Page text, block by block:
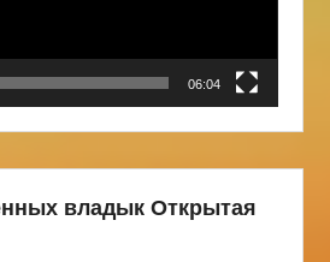
06:04
владык Открытая